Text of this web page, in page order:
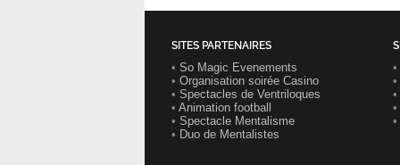
SITES PARTENAIRES
• So Magic Evenements
• Organisation soirée Casino
• Spectacles de Ventriloques
• Animation football
• Spectacle Mentalisme
• Duo de Mentalistes
•
•
•
•
•